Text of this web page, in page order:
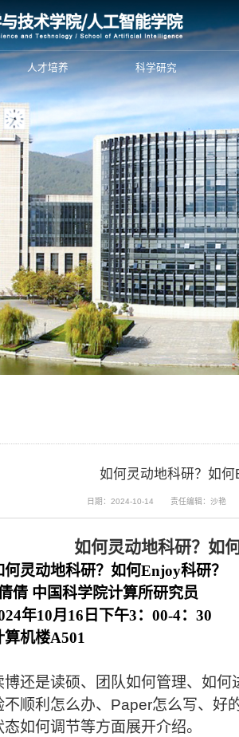
人才培养 科学研究
如何灵动地科研？如何
日期：2024-10-14 责任编辑：沙艳
如何灵动地科研？如
灵动地科研？如何Enjoy科研？
倩 中国科学院计算所研究员
年10月16日下午3：00-4：30
机楼A501
还是读硕、团队如何管理、如何
顺利怎么办、 Paper怎么写、好
如何调节等方面展开介绍。